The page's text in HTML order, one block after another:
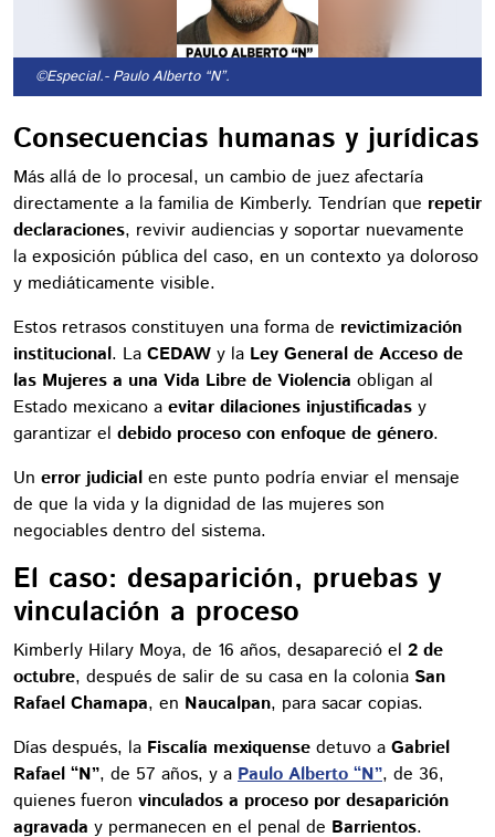
©Especial.- Paulo Alberto “N”.
Consecuencias humanas y jurídicas
Más allá de lo procesal, un cambio de juez afectaría
directamente a la familia de Kimberly. Tendrían que repetir
declaraciones, revivir audiencias y soportar nuevamente
la exposición pública del caso, en un contexto ya doloroso
y mediáticamente visible.
Estos retrasos constituyen una forma de revictimización
institucional. La CEDAW y la Ley General de Acceso de
las Mujeres a una Vida Libre de Violencia obligan al
Estado mexicano a evitar dilaciones injustificadas y
garantizar el debido proceso con enfoque de género.
Un error judicial en este punto podría enviar el mensaje
de que la vida y la dignidad de las mujeres son
negociables dentro del sistema.
El caso: desaparición, pruebas y
vinculación a proceso
Kimberly Hilary Moya, de 16 años, desapareció el 2 de
octubre, después de salir de su casa en la colonia San
Rafael Chamapa, en Naucalpan, para sacar copias.
Días después, la Fiscalía mexiquense detuvo a Gabriel
Rafael “N”, de 57 años, y a Paulo Alberto “N”, de 36,
quienes fueron vinculados a proceso por desaparición
agravada y permanecen en el penal de Barrientos.